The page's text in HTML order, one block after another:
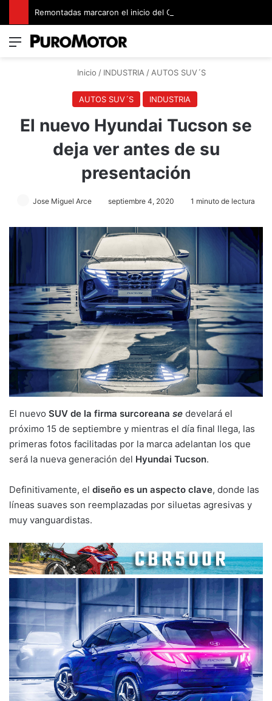
Menú
Inicio / INDUSTRIA / AUTOS SUV´S
AUTOS SUV´S INDUSTRIA
El nuevo Hyundai Tucson se
deja ver antes de su
presentación
Jose Miguel Arce septiembre 4, 2020 1 minuto de lectura
El nuevo SUV de la firma surcoreana se develará el
próximo 15 de septiembre y mientras el día final llega, las
primeras fotos facilitadas por la marca adelantan los que
será la nueva generación del Hyundai Tucson.
Definitivamente, el diseño es un aspecto clave, donde las
líneas suaves son reemplazadas por siluetas agresivas y
muy vanguardistas.